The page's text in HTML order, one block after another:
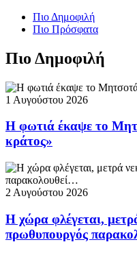
Πιο Δημοφιλή
Πιο Πρόσφατα
Πιο Δημοφιλή
1 Αυγούστου 2026
Η φωτιά έκαψε το
κράτος»
2 Αυγούστου 2026
Η χώρα φλέγεται,
πρωθυπουργός